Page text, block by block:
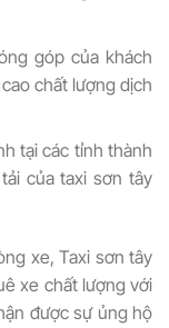
góp của khách
chất lượng dịch
tại các tỉnh thành
của taxi sơn tây
xe, Taxi sơn tây
xe chất lượng với
được sự ủng hộ